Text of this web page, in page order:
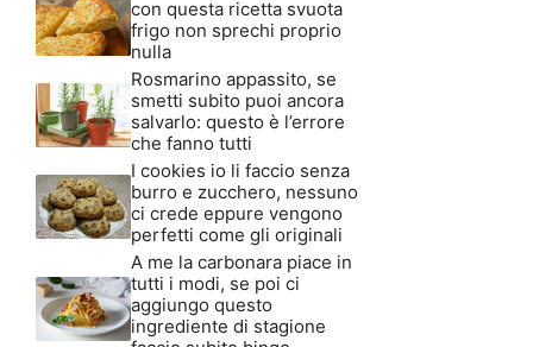
con questa ricetta svuota
frigo non sprechi proprio
nulla
Rosmarino appassito, se
smetti subito puoi ancora
salvarlo: questo è l’errore
che fanno tutti
I cookies io li faccio senza
burro e zucchero, nessuno
ci crede eppure vengono
perfetti come gli originali
A me la carbonara piace in
tutti i modi, se poi ci
aggiungo questo
ingrediente di stagione